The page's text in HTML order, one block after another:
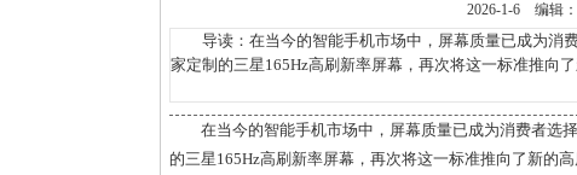
2026-1-6 编辑
导读：在当今的智能手机市场中，屏幕质量已成为消
家定制的三星165Hz高刷新率屏幕，再次将这一标准推向
在当今的智能手机市场中，屏幕质量已成为消费者选
的三星165Hz高刷新率屏幕，再次将这一标准推向了新的